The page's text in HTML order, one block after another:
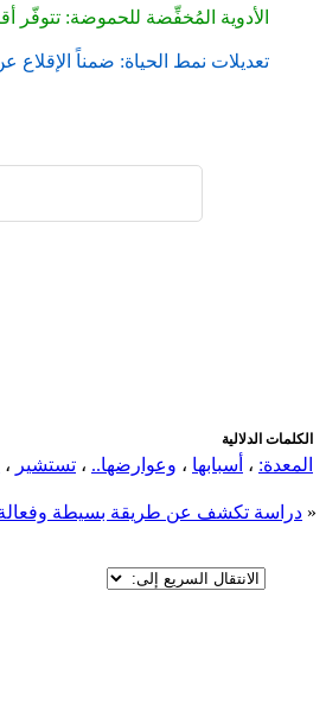
الأدوية المُخفِّضة للحموضة:
تعديلات نمط الحياة: ضمناً الإقلاع
الكلمات الدلالية
المعدة: ، أسبابها ، وعوارضها.. ، تستشير ،
« دراسة تكشف عن طريقة بسيطة وفعالة